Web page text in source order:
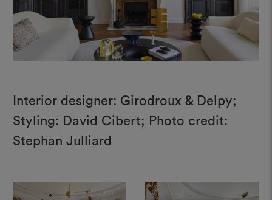
Interior designer: Girodroux & Delpy;
Styling: David Cibert; Photo credit:
Stephan Julliard